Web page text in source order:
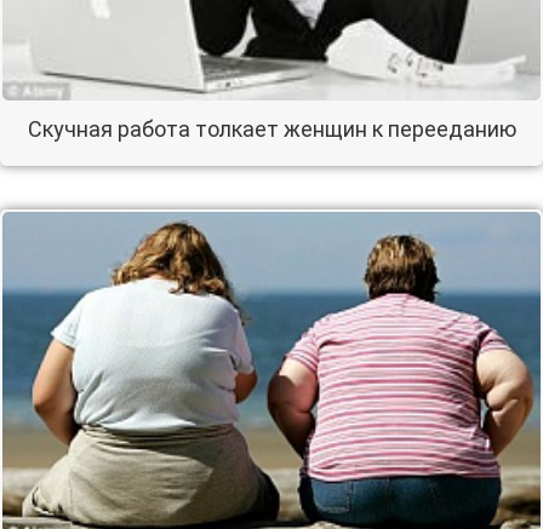
Скучная работа толкает женщин к перееданию